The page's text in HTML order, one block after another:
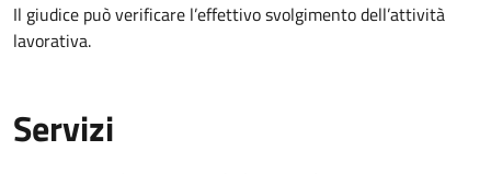
Il giudice può verificare l’effettivo svolgimento dell’attività
lavorativa.
Servizi